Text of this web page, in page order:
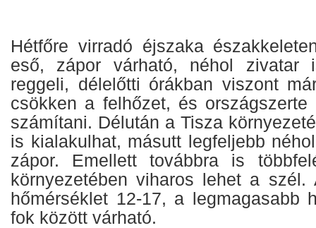
Hétfőre virradó éjszaka
eső, zápor várható, néhol zivatar
reggeli, délelőtti órákban viszont
csökken a felhőzet, és
számítani. Délután a Tisza
is kialakulhat, másutt legfeljebb
zápor. Emellett továbbra is
környezetében viharos lehet a szél.
hőmérséklet 12-17, a legmagasabb
fok között várható.